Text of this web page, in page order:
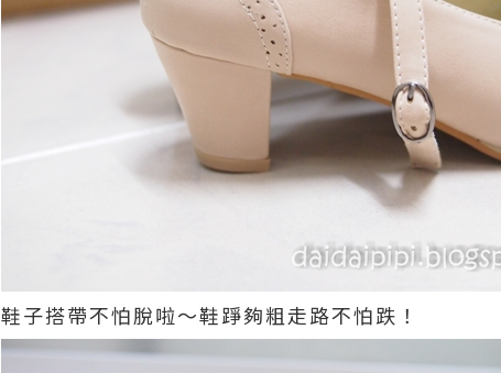
鞋子搭帶不怕脫啦～鞋踭夠粗走路不怕跌！